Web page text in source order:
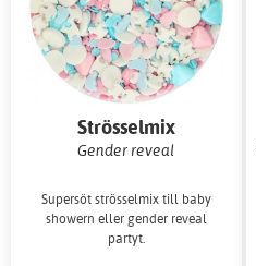
Strösselmix
Gender reveal
Supersöt strösselmix till baby
showern eller gender reveal
partyt.